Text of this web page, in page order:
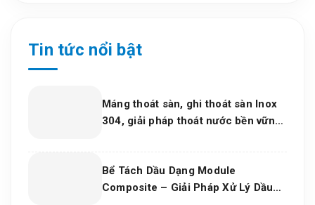
Tin tức nổi bật
Máng thoát sàn, ghi thoát sàn Inox
304, giải pháp thoát nước bền vững
Bể Tách Dầu Dạng Module
Composite – Giải Pháp Xử Lý Dầu